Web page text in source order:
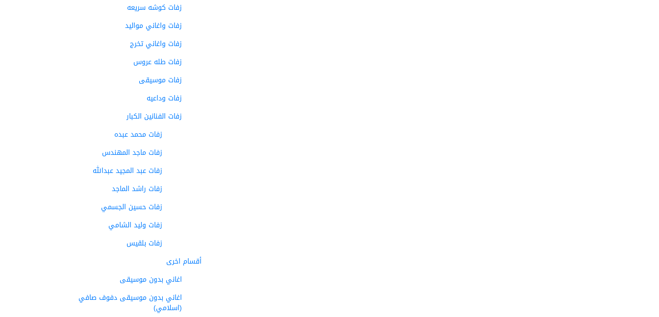
زفات كوشه سريعه
زفات واغاني مواليد
زفات واغاني تخرج
زفات طله عروس
زفات موسيقى
زفات وداعيه
زفات الفنانين الكبار
زفات محمد عبده
زفات ماجد المهندس
زفات عبد المجيد عبدالله
زفات راشد الماجد
زفات حسين الجسمي
زفات وليد الشامي
زفات بلقيس
أقسام اخرى
اغاني بدون موسيقى
اغاني بدون موسيقى دفوف صافي
(اسلامي)